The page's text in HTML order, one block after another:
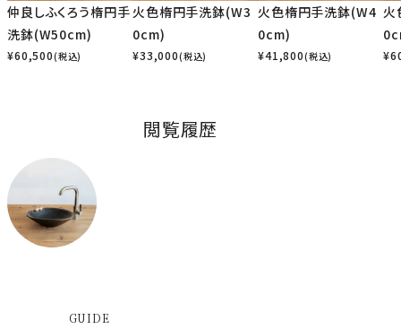
仲良しふくろう楕円手
洗鉢(W50cm)
¥60,500(税込)
火色楕円手洗鉢(W3
0cm)
¥33,000(税込)
火色楕円手洗鉢(W4
0cm)
¥41,800(税込)
火
¥
閲覧履歴
GUIDE